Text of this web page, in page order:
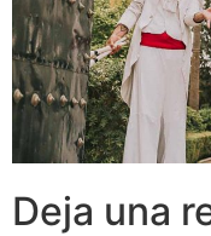
Deja una